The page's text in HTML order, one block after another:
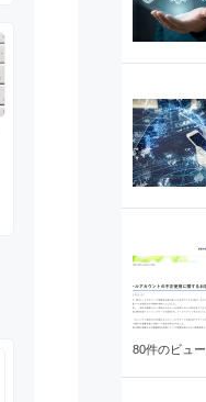
80件のビュー